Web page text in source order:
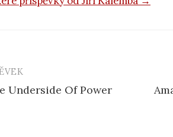
Underside Of Power